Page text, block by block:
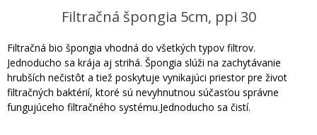
Filtračná špongia 5cm, ppi 30
Filtračná bio špongia vhodná do všetkých typov filtrov.
Jednoducho sa krája aj strihá. Špongia slúži na zachytávanie
hrubších nečistôt a tiež poskytuje vynikajúci priestor pre život
filtračných baktérií, ktoré sú nevyhnutnou súčasťou správne
fungujúceho filtračného systému.Jednoducho sa čistí.